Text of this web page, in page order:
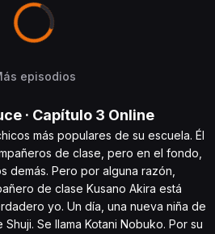
episodios
· Capítulo 3 Online
más populares de su escuela. Él
de clase, pero en el fondo,
demás. Pero por alguna razón,
de clase Kusano Akira está
yo. Un día, una nueva niña de
Se llama Kotani Nobuko. Por su